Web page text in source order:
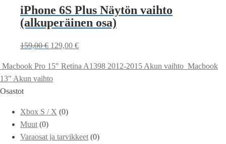
iPhone 6S Plus Näytön vaihto
(alkuperäinen osa)
159,00€ 129,00 €
Macbook Pro 15" Retina A1398 2012-2015 Akun vaihto Macbook
13" Akun vaihto
Osastot
Xbox S / X (0)
Muut (0)
Varaosat ja tarvikkeet (0)